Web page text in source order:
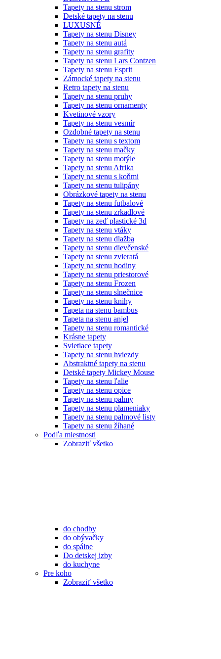
Tapety na stenu strom
Detské tapety na stenu
LUXUSNÉ
Tapety na stenu Disney
Tapety na stenu autá
Tapety na stenu grafity
Tapety na stenu Lars Contzen
Tapety na stenu Esprit
Zámocké tapety na stenu
Retro tapety na stenu
Tapety na stenu pruhy
Tapety na stenu ornamenty
Kvetinové vzory
Tapety na stenu vesmír
Ozdobné tapety na stenu
Tapety na stenu s textom
Tapety na stenu mačky
Tapety na stenu motýle
Tapety na stenu Afrika
Tapety na stenu s koňmi
Tapety na stenu tulipány
Obrázkové tapety na stenu
Tapety na stenu futbalové
Tapety na stenu zrkadlové
Tapety na zeď plastické 3d
Tapety na stenu vtáky
Tapety na stenu dlažba
Tapety na stenu dievčenské
Tapety na stenu zvieratá
Tapety na stenu hodiny
Tapety na stenu priestorové
Tapety na stenu Frozen
Tapety na stenu slnečnice
Tapety na stenu knihy
Tapeta na stenu bambus
Tapeta na stenu anjel
Tapety na stenu romantické
Krásne tapety
Svietiace tapety
Tapety na stenu hviezdy
Abstraktné tapety na stenu
Detské tapety Mickey Mouse
Tapety na stenu ľalie
Tapety na stenu opice
Tapety na stenu palmy
Tapety na stenu plameniaky
Tapety na stenu palmové listy
Tapety na stenu žíhané
Podľa miestnosti
Zobraziť všetko
do chodby
do obývačky
do spálne
Do detskej izby
do kuchyne
Pre koho
Zobraziť všetko